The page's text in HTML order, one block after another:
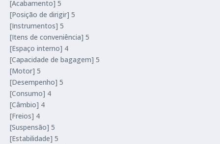
[Acabamento] 5
[Posição de dirigir] 5
[Instrumentos] 5
[Itens de conveniência] 5
[Espaço interno] 4
[Capacidade de bagagem] 5
[Motor] 5
[Desempenho] 5
[Consumo] 4
[Câmbio] 4
[Freios] 4
[Suspensão] 5
[Estabilidade] 5